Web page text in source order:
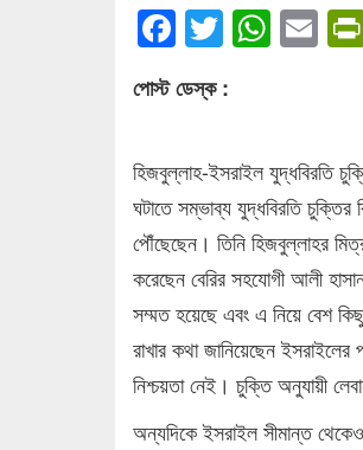
Facebook
Twitter
পোস্ট ডেস্ক :
হিজবুল্লাহ-ইসরাইল যুদ্ধবিরতি
ঘটাতে সম্ভাব্য যুদ্ধবিরতি চুক্তির
পৌঁছেছেন। তিনি হিজবুল্লাহর
করেছেন বেরির সহযোগী আলী
সম্মত হয়েছে এবং এ নিয়ে বেশ
রাখার কথা জানিয়েছেন ইসরাইলের
নিশ্চয়তা নেই। চুক্তি অনুযায়ী
অন্যদিকে ইসরাইল সীমান্ত